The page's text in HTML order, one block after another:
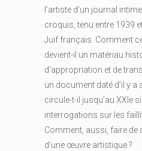
l’artiste d’un journal
croquis, tenu entre 1939
Juif français. Comment
devient-il un matériau
d’appropriation et de
un document daté d’il y a
circule-t-il jusqu’au XXIe
interrogations sur les
Comment, aussi, faire de
d’une œuvre artistique ?